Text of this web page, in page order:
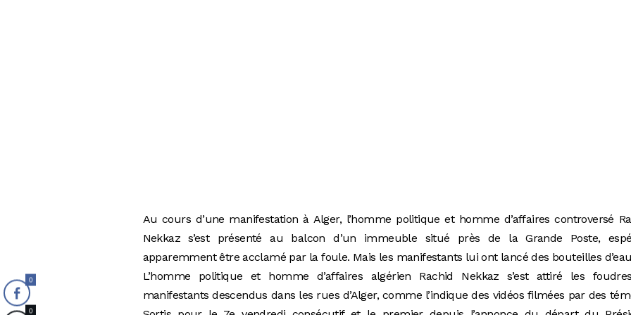
Au cours d’une manifestation à Alger, l’homme politique et homme d’affaires controversé
Nekkaz s’est présenté au balcon d’un immeuble situé près de la Grande Poste,
apparemment être acclamé par la foule. Mais les manifestants lui ont lancé des bouteilles
L’homme politique et homme d’affaires algérien Rachid Nekkaz s’est attiré les
manifestants descendus dans les rues d’Alger, comme l’indique des vidéos filmées par des
0
0